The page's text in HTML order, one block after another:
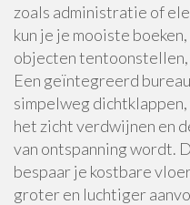
zoals administratie of
kun je je mooiste
objecten
Een geïntegreerd
simpelweg
het zicht verdwijnen en
van ontspanning wordt.
bespaar je kostbare
groter en luchtiger